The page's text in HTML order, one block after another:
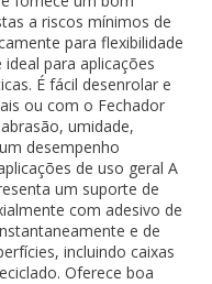
a riscos mínimos de
para flexibilidade
para aplicações
É fácil desenrolar e
ou com o Fechador
umidade,
desempenho
de uso geral A
um suporte de
com adesivo de
e de
incluindo caixas
Oferece boa